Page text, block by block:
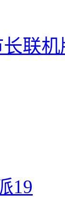
联机
19